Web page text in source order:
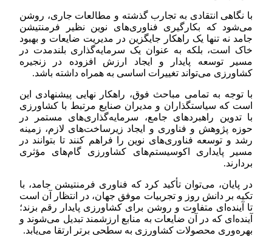
با نگاهی انتقادی به تجارب گذشته و مطالعات جاری، روشن
می‌شود که بکارگیری فناوری‌های نوین نظیر فرمنتیشن
جامد نه تنها یک راهکار جایگزین در مدیریت ضایعات و بهبود
خاک است، بلکه به عنوان یک سرمایه‌گذاری بلندمدت در
مسیر توسعه پایدار و ایجاد ارزش افزوده در زنجیره
کشاورزی می‌تواند تغییرات اساسی به همراه داشته باشد.
با توجه به تمامی مباحث فوق، راهکار نهایی پیشنهادی این
است که سیاستگذاران و مدیران صنایع مرتبط با کشاورزی
با تدوین راهبردهای جامع، سرمایه‌گذاری‌های مستمر در
حوزه پژوهش و فناوری و ایجاد زیرساخت‌های لازم، زمینه
رشد و توسعه فناوری‌های نوین را فراهم کنند تا بتوانند در
مسیر پایداری اکوسیستم‌های کشاورزی گام‌های مؤثری
بردارند.
در پایان، می‌توان تأکید کرد که فناوری فرمنتیشن جامد، با
تکیه بر دانش روز و تجربیات موفق جهان، در انتظار آن است
تا آینده‌ای متفاوت و روشن برای کشاورزی پایدار رقم بزند؛
آینده‌ای که در آن ضایعات به منابع ارزشمند تبدیل می‌شوند و
بهره‌وری محصولات کشاورزی به سطحی برتر ارتقا می‌یابد.